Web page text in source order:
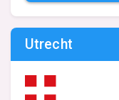
Utrecht